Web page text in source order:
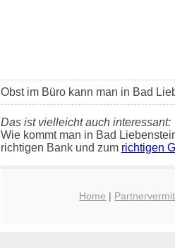
Obst im Büro kann man in Bad
Das ist vielleicht auch interessant:
Wie kommt man in Bad
richtigen Bank und zum richtigen
Home |